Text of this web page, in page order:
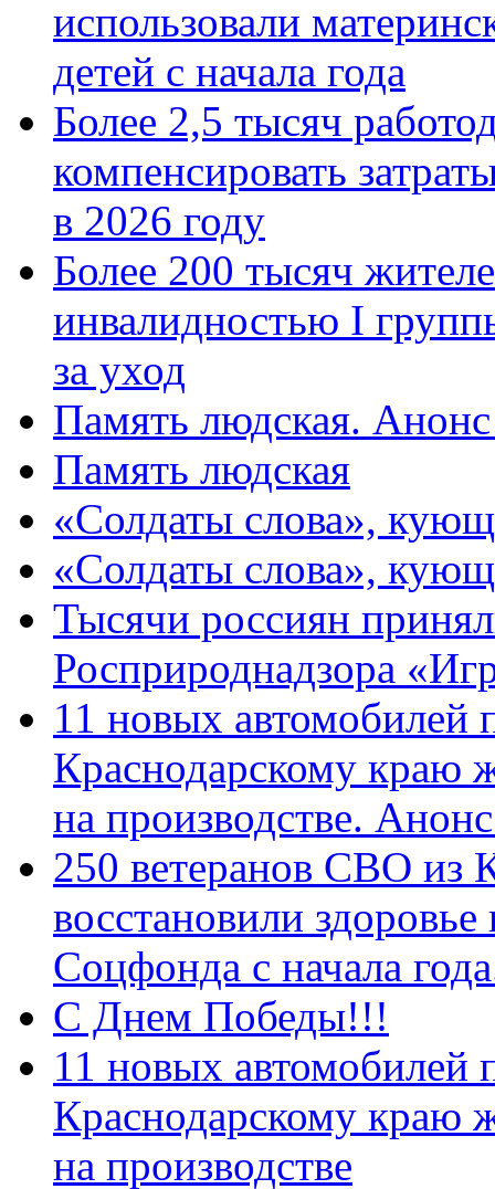
использовали
детей с начала года
Более 2,5 тысяч
компенсировать
в 2026 году
Более 200 тысяч
инвалидностью I
за уход
Память людская.
Память людская
«Солдаты слова»,
«Солдаты слова»,
Тысячи россиян
Росприроднадзора
11 новых автомобилей
Краснодарскому краю
на производстве.
250 ветеранов СВО из
восстановили
Соцфонда с начала
С Днем Победы!!!
11 новых автомобилей
Краснодарскому краю
на производстве